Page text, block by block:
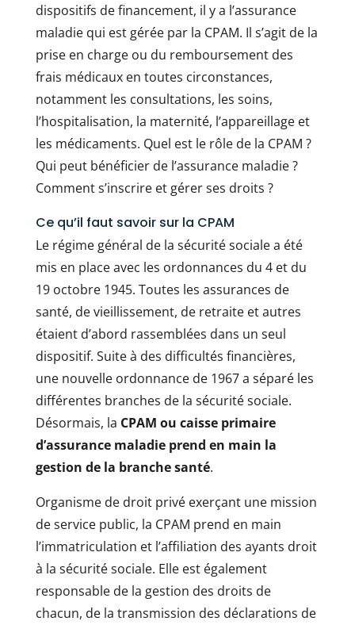
dispositifs de financement, il y a l’assurance
maladie qui est gérée par la CPAM. Il s’agit de la
prise en charge ou du remboursement des
frais médicaux en toutes circonstances,
notamment les consultations, les soins,
l’hospitalisation, la maternité, l’appareillage et
les médicaments. Quel est le rôle de la CPAM ?
Qui peut bénéficier de l’assurance maladie ?
Comment s’inscrire et gérer ses droits ?
Ce qu’il faut savoir sur la CPAM
Le régime général de la sécurité sociale a été
mis en place avec les ordonnances du 4 et du
19 octobre 1945. Toutes les assurances de
santé, de vieillissement, de retraite et autres
étaient d’abord rassemblées dans un seul
dispositif. Suite à des difficultés financières,
une nouvelle ordonnance de 1967 a séparé les
différentes branches de la sécurité sociale.
Désormais, la CPAM ou caisse primaire
d’assurance maladie prend en main la
gestion de la branche santé.
Organisme de droit privé exerçant une mission
de service public, la CPAM prend en main
l’immatriculation et l’affiliation des ayants droit
à la sécurité sociale. Elle est également
responsable de la gestion des droits de
chacun, de la transmission des déclarations de